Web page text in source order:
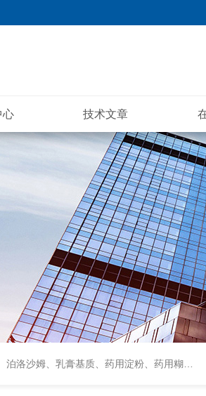
心 技术文章
PEG）系列、二氧化硅、聚乙烯吡咯烷酮、十八醇、十六醇、预交化淀粉、微晶纤维素、甲基纤维素、乙基纤维素，三氯蔗糖，麝香草酚，药用蜂蜜，